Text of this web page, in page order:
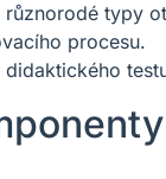
typy
procesu.